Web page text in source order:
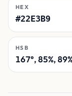
HEX
#22E3B9
HSB
167°, 85%,